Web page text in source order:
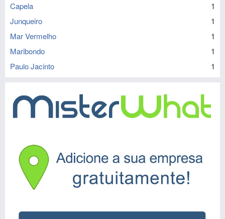
Capela
1
Junqueiro
1
Mar Vermelho
1
Maribondo
1
Paulo Jacinto
1